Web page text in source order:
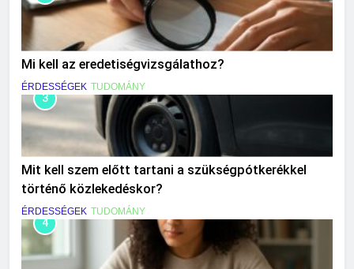
Mi kell az eredetiségvizsgálathoz?
ÉRDESSÉGEK TUDOMÁNY
3
Mit kell szem előtt tartani a szükségpótkerékkel
történő közlekedéskor?
ÉRDESSÉGEK TUDOMÁNY
4